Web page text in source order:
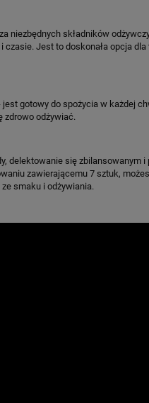
niezbędnych składników
Jest to doskonała opcja
gotowy do spożycia w każdej
zdrowo odżywiać.
delektowanie się
zawierającemu 7 sztuk,
smaku i odżywiania.